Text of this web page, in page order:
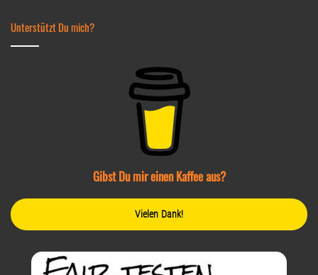
Unterstützt Du mich?
Gibst Du mir einen Kaffee aus?
Vielen Dank!